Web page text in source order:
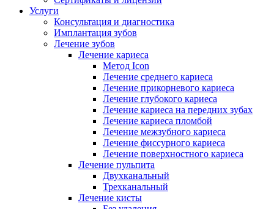
Услуги
Консультация и диагностика
Имплантация зубов
Лечение зубов
Лечение кариеса
Метод Icon
Лечение среднего кариеса
Лечение прикорневого кариеса
Лечение глубокого кариеса
Лечение кариеса на передних зубах
Лечение кариеса пломбой
Лечение межзубного кариеса
Лечение фиссурного кариеса
Лечение поверхностного кариеса
Лечение пульпита
Двухканальный
Трехканальный
Лечение кисты